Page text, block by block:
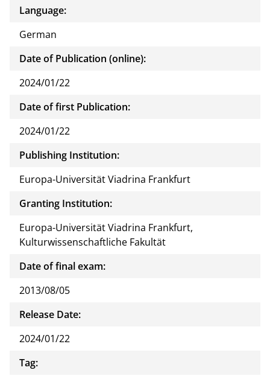
Language:
German
Date of Publication (online):
2024/01/22
Date of first Publication:
2024/01/22
Publishing Institution:
Europa-Universität Viadrina Frankfurt
Granting Institution:
Europa-Universität Viadrina Frankfurt,
Kulturwissenschaftliche Fakultät
Date of final exam:
2013/08/05
Release Date:
2024/01/22
Tag: